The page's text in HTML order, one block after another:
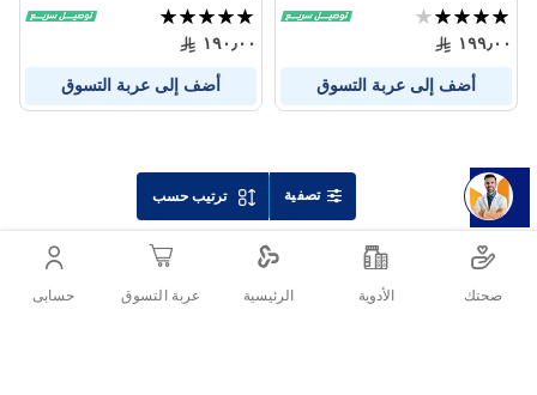
ترتيب حسب
تقييم:
80%
١٩٩٫٠٠
أضف إلى عربة التسوق
تقييم:
100%
١٩٠٫٠٠
أضف إلى عربة التسوق
تصفية
صحتك الأدوية الرئيسية عربة التسوق حسابى